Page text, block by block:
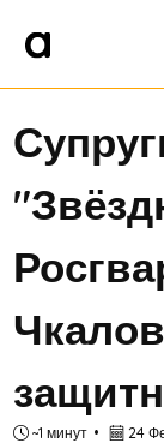
~1 минут 24